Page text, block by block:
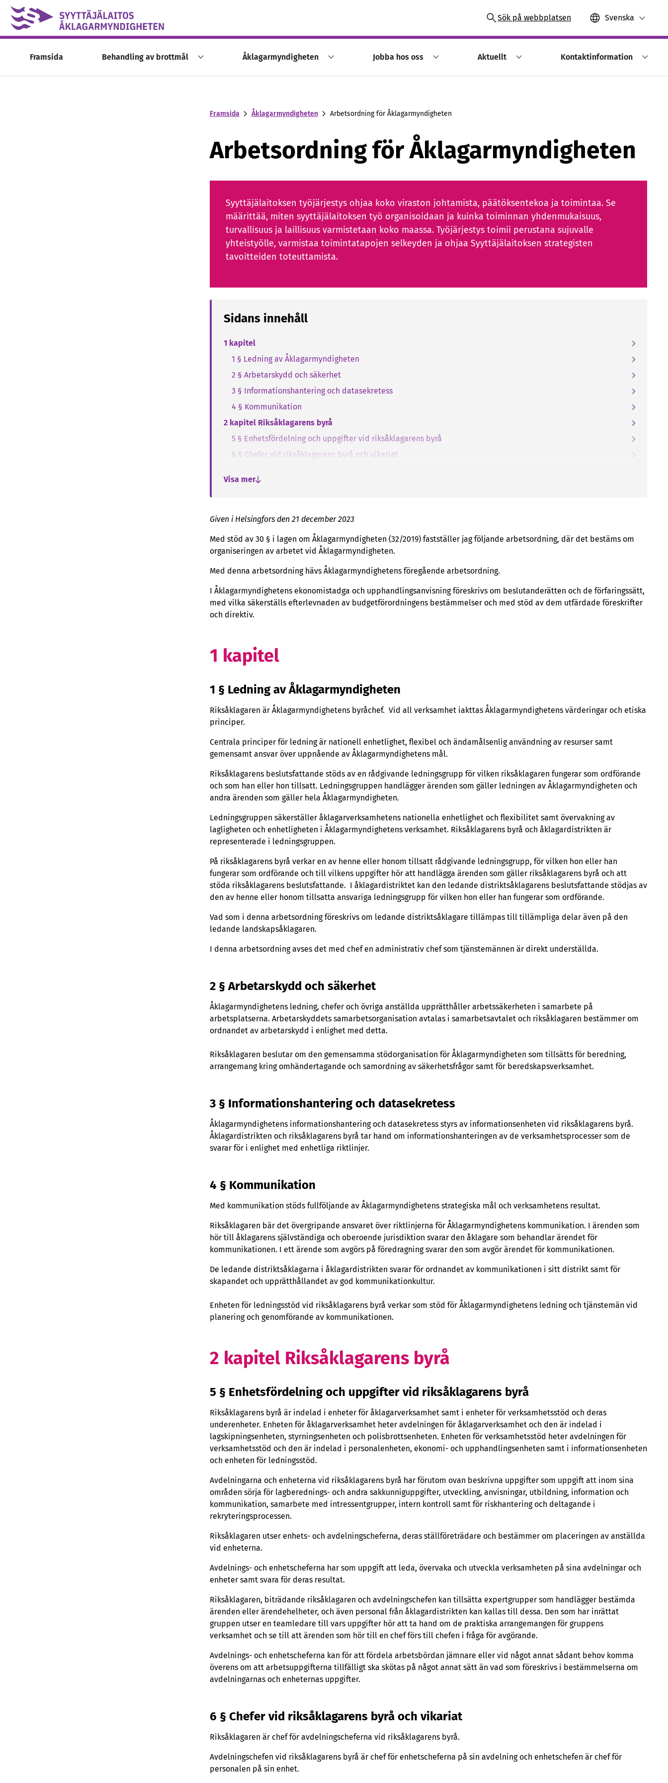
Skip to content -saavutettavuusohje
Sök på webbplatsen Svenska
Framsida Behandling av brottmål Åklagarmyndigheten Jobba hos oss Aktuellt Kontaktinformation
Framsida Åklagarmyndigheten Arbetsordning för Åklagarmyndigheten
Arbetsordning för Åklagarmyndigheten
Syyttäjälaitoksen työjärjestys ohjaa koko viraston johtamista, päätöksentekoa ja toimintaa. Se
määrittää, miten syyttäjälaitoksen työ organisoidaan ja kuinka toiminnan yhdenmukaisuus,
turvallisuus ja laillisuus varmistetaan koko maassa. Työjärjestys toimii perustana sujuvalle
yhteistyölle, varmistaa toimintatapojen selkeyden ja ohjaa Syyttäjälaitoksen strategisten
tavoitteiden toteuttamista.
Sidans innehåll
1 kapitel
1 § Ledning av Åklagarmyndigheten
2 § Arbetarskydd och säkerhet
3 § Informationshantering och datasekretess
4 § Kommunikation
2 kapitel Riksåklagarens byrå
5 § Enhetsfördelning och uppgifter vid riksåklagarens byrå
6 § Chefer vid riksåklagarens byrå och vikariat
8 § Uppgifter för lagskipningsenheten
10 § Uppgifter för polisbrottsenheten
11 § Uppgifter för avdelningen för verksamhetsstöd
12 § Uppgifter för personalenheten
13 § Uppgifter för ekonomi- och upphandlingsenheten
15 § Uppgifter för enheten för ledningsstöd
3 kapitel Åklagardistrikt
17 § Chefer och vikariat i åklagardistriktet
4 kapitel Utövande av beslutanderätt
19 § Biträdande riksåklagaren
20 § Andra bestämmelser som gäller utövande av beslutanderätt vid riksåklagarens byrå
21 § Bestämmelser som gäller utövande av beslutanderätt i åklagardistriktet
22 § Utnämning till en tjänst eller ett tjänsteförhållande och förordnande till en chefsuppgift
23 § Resultat- och målsamtal samt bedömning av arbetsprestationer
24 § Semestrar och tjänsteledigheter
25 § Bestämmelser om utövande av beslutanderätt i vissa andra ärenden som rör personalen
26 § Ikraftträdande
Visa mer
Given i Helsingfors den 21 december 2023
Med stöd av 30 § i lagen om Åklagarmyndigheten (32/2019) fastställer jag följande arbetsordning, där det bestäms om
organiseringen av arbetet vid Åklagarmyndigheten.
Med denna arbetsordning hävs Åklagarmyndighetens föregående arbetsordning.
I Åklagarmyndighetens ekonomistadga och upphandlingsanvisning föreskrivs om beslutanderätten och de förfaringssätt,
med vilka säkerställs efterlevnaden av budgetförordningens bestämmelser och med stöd av dem utfärdade föreskrifter
och direktiv.
1 kapitel
1 § Ledning av Åklagarmyndigheten
Riksåklagaren är Åklagarmyndighetens byråchef. Vid all verksamhet iakttas Åklagarmyndighetens värderingar och etiska
principer.
Centrala principer för ledning är nationell enhetlighet, flexibel och ändamålsenlig användning av resurser samt
gemensamt ansvar över uppnående av Åklagarmyndighetens mål.
Riksåklagarens beslutsfattande stöds av en rådgivande ledningsgrupp för vilken riksåklagaren fungerar som ordförande
och som han eller hon tillsatt. Ledningsgruppen handlägger ärenden som gäller ledningen av Åklagarmyndigheten och
andra ärenden som gäller hela Åklagarmyndigheten.
Ledningsgruppen säkerställer åklagarverksamhetens nationella enhetlighet och flexibilitet samt övervakning av
lagligheten och enhetligheten i Åklagarmyndighetens verksamhet. Riksåklagarens byrå och åklagardistrikten är
representerade i ledningsgruppen.
På riksåklagarens byrå verkar en av henne eller honom tillsatt rådgivande ledningsgrupp, för vilken hon eller han
fungerar som ordförande och till vilkens uppgifter hör att handlägga ärenden som gäller riksåklagarens byrå och att
stöda riksåklagarens beslutsfattande. I åklagardistriktet kan den ledande distriktsåklagarens beslutsfattande stödjas av
den av henne eller honom tillsatta ansvariga ledningsgrupp för vilken hon eller han fungerar som ordförande.
Vad som i denna arbetsordning föreskrivs om ledande distriktsåklagare tillämpas till tillämpliga delar även på den
ledande landskapsåklagaren.
I denna arbetsordning avses det med chef en administrativ chef som tjänstemännen är direkt underställda.
2 § Arbetarskydd och säkerhet
Åklagarmyndighetens ledning, chefer och övriga anställda upprätthåller arbetssäkerheten i samarbete på
arbetsplatserna. Arbetarskyddets samarbetsorganisation avtalas i samarbetsavtalet och riksåklagaren bestämmer om
ordnandet av arbetarskydd i enlighet med detta.
Riksåklagaren beslutar om den gemensamma stödorganisation för Åklagarmyndigheten som tillsätts för beredning,
arrangemang kring omhändertagande och samordning av säkerhetsfrågor samt för beredskapsverksamhet.
3 § Informationshantering och datasekretess
Åklagarmyndighetens informationshantering och datasekretess styrs av informationsenheten vid riksåklagarens byrå.
Åklagardistrikten och riksåklagarens byrå tar hand om informationshanteringen av de verksamhetsprocesser som de
svarar för i enlighet med enhetliga riktlinjer.
4 § Kommunikation
Med kommunikation stöds fullföljande av Åklagarmyndighetens strategiska mål och verksamhetens resultat.
Riksåklagaren bär det övergripande ansvaret över riktlinjerna för Åklagarmyndighetens kommunikation. I ärenden som
hör till åklagarens självständiga och oberoende jurisdiktion svarar den åklagare som behandlar ärendet för
kommunikationen. I ett ärende som avgörs på föredragning svarar den som avgör ärendet för kommunikationen.
De ledande distriktsåklagarna i åklagardistrikten svarar för ordnandet av kommunikationen i sitt distrikt samt för
skapandet och upprätthållandet av god kommunikationkultur.
Enheten för ledningsstöd vid riksåklagarens byrå verkar som stöd för Åklagarmyndighetens ledning och tjänstemän vid
planering och genomförande av kommunikationen.
2 kapitel Riksåklagarens byrå
5 § Enhetsfördelning och uppgifter vid riksåklagarens byrå
Riksåklagarens byrå är indelad i enheter för åklagarverksamhet samt i enheter för verksamhetsstöd och deras
underenheter. Enheten för åklagarverksamhet heter avdelningen för åklagarverksamhet och den är indelad i
lagskipningsenheten, styrningsenheten och polisbrottsenheten. Enheten för verksamhetsstöd heter avdelningen för
verksamhetsstöd och den är indelad i personalenheten, ekonomi- och upphandlingsenheten samt i informationsenheten
och enheten för ledningsstöd.
Avdelningarna och enheterna vid riksåklagarens byrå har förutom ovan beskrivna uppgifter som uppgift att inom sina
områden sörja för lagberednings- och andra sakkunniguppgifter, utveckling, anvisningar, utbildning, information och
kommunikation, samarbete med intressentgrupper, intern kontroll samt för riskhantering och deltagande i
rekryteringsprocessen.
Riksåklagaren utser enhets- och avdelningscheferna, deras ställföreträdare och bestämmer om placeringen av anställda
vid enheterna.
Avdelnings- och enhetscheferna har som uppgift att leda, övervaka och utveckla verksamheten på sina avdelningar och
enheter samt svara för deras resultat.
Riksåklagaren, biträdande riksåklagaren och avdelningschefen kan tillsätta expertgrupper som handlägger bestämda
ärenden eller ärendehelheter, och även personal från åklagardistrikten kan kallas till dessa. Den som har inrättat
gruppen utser en teamledare till vars uppgifter hör att ta hand om de praktiska arrangemangen för gruppens
verksamhet och se till att ärenden som hör till en chef förs till chefen i fråga för avgörande.
Avdelnings- och enhetscheferna kan för att fördela arbetsbördan jämnare eller vid något annat sådant behov komma
överens om att arbetsuppgifterna tillfälligt ska skötas på något annat sätt än vad som föreskrivs i bestämmelserna om
avdelningarnas och enheternas uppgifter.
6 § Chefer vid riksåklagarens byrå och vikariat
Riksåklagaren är chef för avdelningscheferna vid riksåklagarens byrå.
Avdelningschefen vid riksåklagarens byrå är chef för enhetscheferna på sin avdelning och enhetschefen är chef för
personalen på sin enhet.